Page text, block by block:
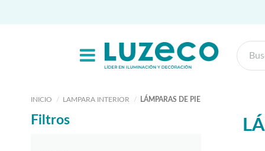
INICIO LAMPARA INTERIOR LÁMPARAS DE PIE
Filtros